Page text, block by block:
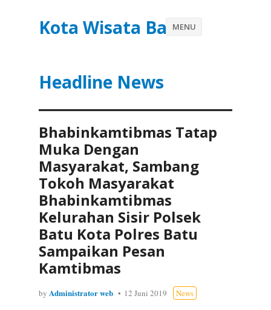
Kota Wisata Batu
Headline News
MENU
Bhabinkamtibmas Tatap
Muka Dengan
Masyarakat, Sambang
Tokoh Masyarakat
Bhabinkamtibmas
Kelurahan Sisir Polsek
Batu Kota Polres Batu
Sampaikan Pesan
Kamtibmas
by Administrator web 12 Juni 2019 News